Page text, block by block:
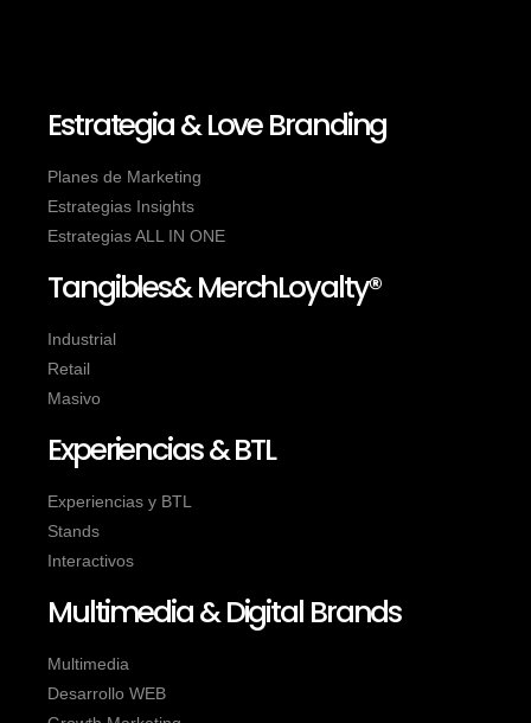
Estrategia & Love Branding
Planes de Marketing
Estrategias Insights
Estrategias ALL IN ONE
Tangibles& MerchLoyalty®
Industrial
Retail
Masivo
Experiencias & BTL
Experiencias y BTL
Stands
Interactivos
Multimedia & Digital Brands
Multimedia
Desarrollo WEB